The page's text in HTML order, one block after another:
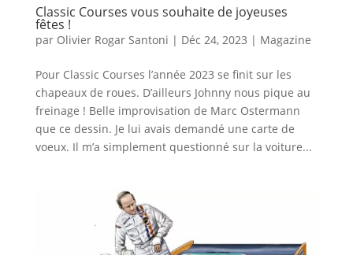
Classic Courses vous souhaite de joyeuses
fêtes !
par Olivier Rogar Santoni | Déc 24, 2023 | Magazine
Pour Classic Courses l’année 2023 se finit sur les
chapeaux de roues. D’ailleurs Johnny nous pique au
freinage ! Belle improvisation de Marc Ostermann
que ce dessin. Je lui avais demandé une carte de
voeux. Il m’a simplement questionné sur la voiture...